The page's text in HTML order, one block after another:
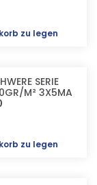
zu legen
SERIE
M² 3X5MA
zu legen